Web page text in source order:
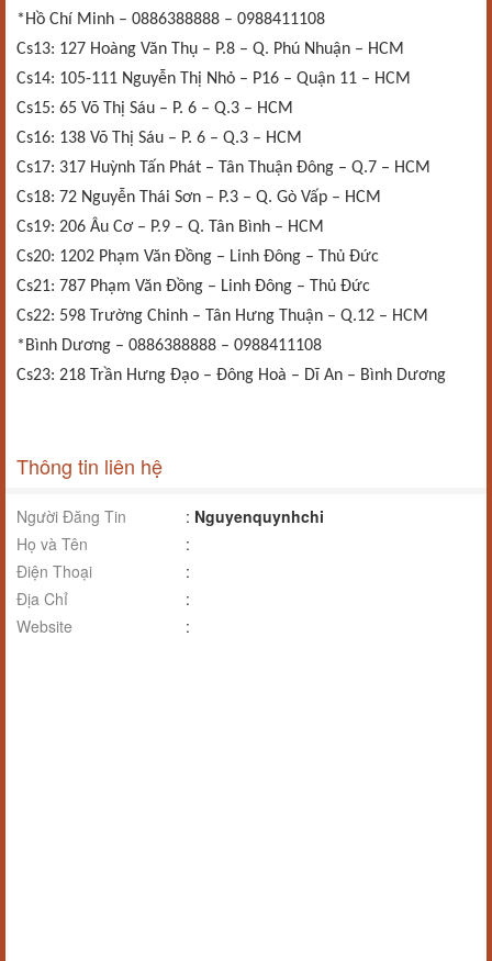
*Hồ Chí Minh – 0886388888 – 0988411108
Cs13: 127 Hoàng Văn Thụ – P.8 – Q. Phú Nhuận – HCM
Cs14: 105-111 Nguyễn Thị Nhỏ – P16 – Quận 11 – HCM
Cs15: 65 Võ Thị Sáu – P. 6 – Q.3 – HCM
Cs16: 138 Võ Thị Sáu – P. 6 – Q.3 – HCM
Cs17: 317 Huỳnh Tấn Phát – Tân Thuận Đông – Q.7 – HCM
Cs18: 72 Nguyễn Thái Sơn – P.3 – Q. Gò Vấp – HCM
Cs19: 206 Âu Cơ – P.9 – Q. Tân Bình – HCM
Cs20: 1202 Phạm Văn Đồng – Linh Đông – Thủ Đức
Cs21: 787 Phạm Văn Đồng – Linh Đông – Thủ Đức
Cs22: 598 Trường Chinh – Tân Hưng Thuận – Q.12 – HCM
*Bình Dương – 0886388888 – 0988411108
Cs23: 218 Trần Hưng Đạo – Đông Hoà – Dĩ An – Bình Dương
Thông tin liên hệ
Người Đăng Tin : Nguyenquynhchi
Họ và Tên
:
Điện Thoại
:
Địa Chỉ
:
Website
: